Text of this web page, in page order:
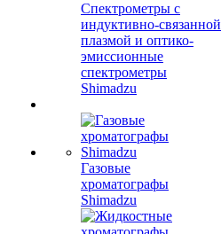
Спектрометры с
индуктивно-связанной
плазмой и оптико-
эмиссионные
спектрометры
Shimadzu
Газовые
хроматографы
Shimadzu